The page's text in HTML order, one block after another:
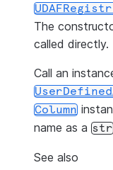
The
called directly.
Call an
Column
name as a str
See also